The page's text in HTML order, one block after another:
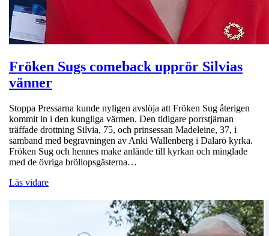
Fröken Sugs comeback upprör Silvias
vänner
Stoppa Pressarna kunde nyligen avslöja att Fröken Sug återigen
kommit in i den kungliga värmen. Den tidigare porrstjärnan
träffade drottning Silvia, 75, och prinsessan Madeleine, 37, i
samband med begravningen av Anki Wallenberg i Dalarö kyrka.
Fröken Sug och hennes make anlände till kyrkan och minglade
med de övriga bröllopsgästerna…
Läs vidare